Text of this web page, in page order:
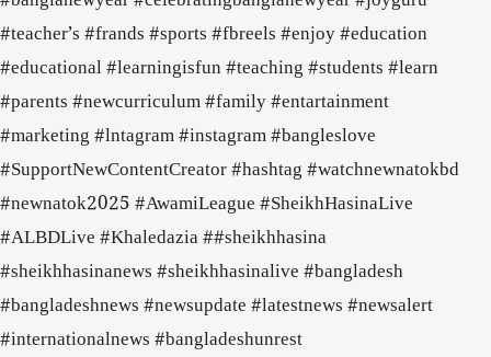
#teacher’s #frands #sports #fbreels #enjoy #education
#educational #learningisfun #teaching #students #learn
#parents #newcurriculum #family #entartainment
#marketing #lntagram #instagram #bangleslove
#SupportNewContentCreator #hashtag #watchnewnatokbd
#newnatok2025 #AwamiLeague #SheikhHasinaLive
#ALBDLive #Khaledazia ##sheikhhasina
#sheikhhasinanews #sheikhhasinalive #bangladesh
#bangladeshnews #newsupdate #latestnews #newsalert
#internationalnews #bangladeshunrest